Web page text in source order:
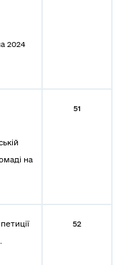
2024
на
51
52